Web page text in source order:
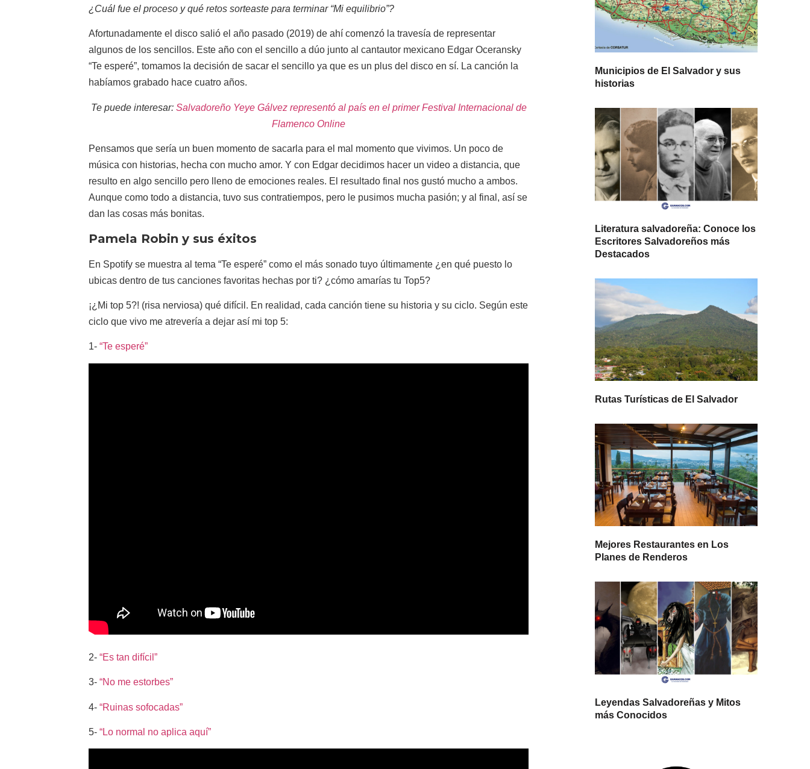
¿Cuál fue el proceso y qué retos sorteaste para terminar “Mi equilibrio”?
Afortunadamente el disco salió el año pasado (2019) de ahí comenzó la travesía de representar
algunos de los sencillos. Este año con el sencillo a dúo junto al cantautor mexicano Edgar Oceransky
“Te esperé”, tomamos la decisión de sacar el sencillo ya que es un plus del disco en sí. La canción la
habíamos grabado hace cuatro años.
Te puede interesar: Salvadoreño Yeye Gálvez representó al país en el primer Festival Internacional de
Flamenco Online
Pensamos que sería un buen momento de sacarla para el mal momento que vivimos. Un poco de
música con historias, hecha con mucho amor. Y con Edgar decidimos hacer un video a distancia, que
resulto en algo sencillo pero lleno de emociones reales. El resultado final nos gustó mucho a ambos.
Aunque como todo a distancia, tuvo sus contratiempos, pero le pusimos mucha pasión; y al final, así se
dan las cosas más bonitas.
Pamela Robin y sus éxitos
En Spotify se muestra al tema “Te esperé” como el más sonado tuyo últimamente ¿en qué puesto lo
ubicas dentro de tus canciones favoritas hechas por ti? ¿cómo amarías tu Top5?
¡¿Mi top 5?! (risa nerviosa) qué difícil. En realidad, cada canción tiene su historia y su ciclo. Según este
ciclo que vivo me atrevería a dejar así mi top 5:
1- “Te esperé”
2- “Es tan difícil”
3- “No me estorbes”
4- “Ruinas sofocadas”
5- “Lo normal no aplica aquí”
Municipios de El Salvador y sus
historias
Literatura salvadoreña: Conoce los
Escritores Salvadoreños más
Destacados
Rutas Turísticas de El Salvador
Mejores Restaurantes en Los
Planes de Renderos
Leyendas Salvadoreñas y Mitos
más Conocidos